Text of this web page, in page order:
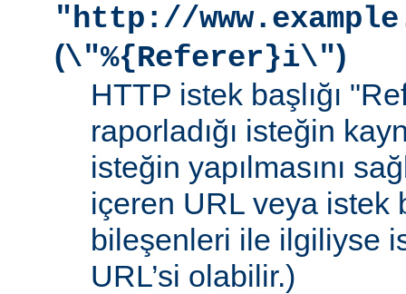
"http://
(\"%{Referer}i\")
HTTP istek başlığı
raporladığı isteğin
isteğin yapılmasını
içeren URL veya istek
bileşenleri ile ilgiliyse
URL’si olabilir.)